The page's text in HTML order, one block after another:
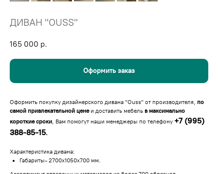
ДИВАН "OUSS"
165 000 р.
Оформить заказ
Оформить покупку дизайнерского дивана "Ouss" от производителя, по
самой привлекательной ценеи доставить мебель в максимально
короткие сроки , Вам помогут наши менеджеры по телефону +7 (995)
388-85-15.
Характеристика дивана:
Габариты- 2700х1050х700 мм.